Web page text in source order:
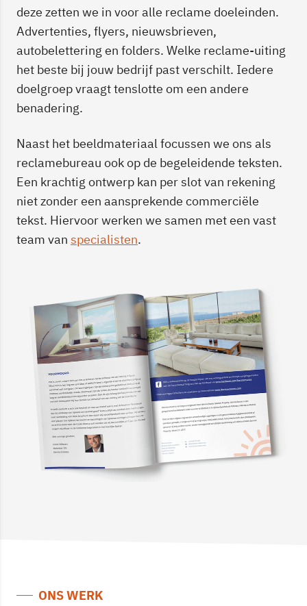
deze zetten we in voor alle reclame doeleinden.
Advertenties, flyers, nieuwsbrieven,
autobelettering en folders. Welke reclame-uiting
het beste bij jouw bedrijf past verschilt. Iedere
doelgroep vraagt tenslotte om een andere
benadering.
Naast het beeldmateriaal focussen we ons als
reclamebureau ook op de begeleidende teksten.
Een krachtig ontwerp kan per slot van rekening
niet zonder een aansprekende commerciële
tekst. Hiervoor werken we samen met een vast
team van specialisten.
ONS WERK